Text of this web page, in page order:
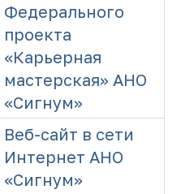
Федерального
проекта
«Карьерная
мастерская» АНО
«Сигнум»
Веб-сайт в сети
Интернет АНО
«Сигнум»